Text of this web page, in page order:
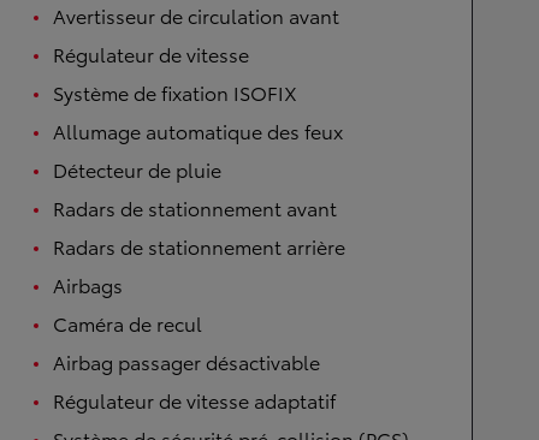
Avertisseur de circulation avant
Régulateur de vitesse
Système de fixation ISOFIX
Allumage automatique des feux
Détecteur de pluie
Radars de stationnement avant
Radars de stationnement arrière
Airbags
Caméra de recul
Airbag passager désactivable
Régulateur de vitesse adaptatif